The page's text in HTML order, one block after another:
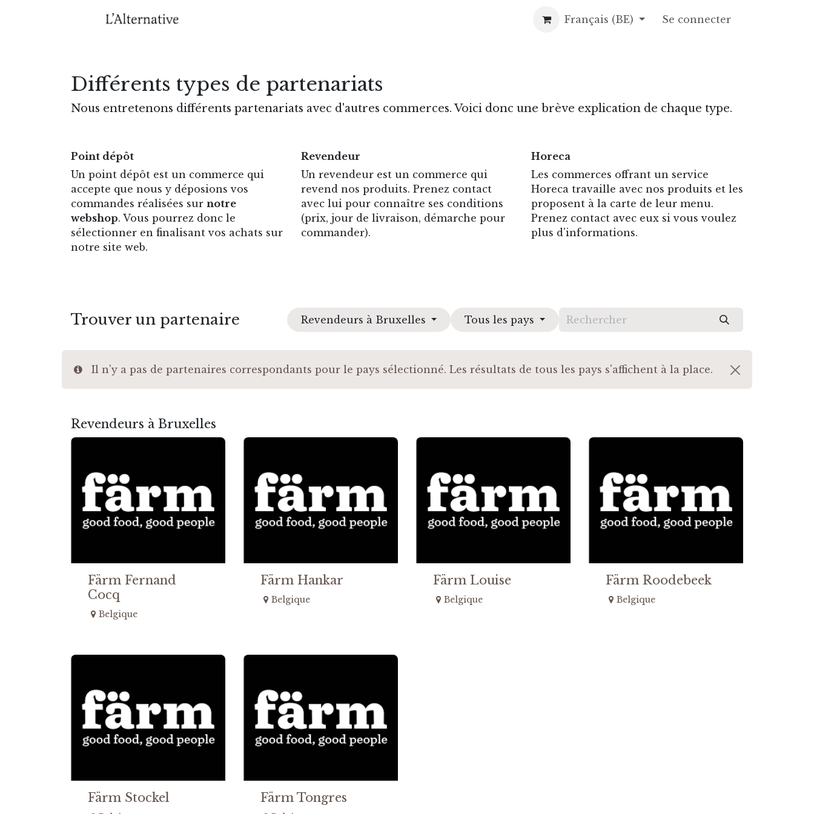
À propos Gâteaux de fête Contact Recettes
Français (BE) Se connecter
Différents types de partenariats
Nous entretenons différents partenariats avec d'autres commerces. Voici donc une brève explication de chaque type.
Point dépôt
Un point dépôt est un commerce qui
accepte que nous y déposions vos
commandes réalisées sur notre
webshop. Vous pourrez donc le
sélectionner en finalisant vos achats sur
notre site web.
Revendeur
Un revendeur est un commerce qui
revend nos produits. Prenez contact
avec lui pour connaître ses conditions
(prix, jour de livraison, démarche pour
commander).
Horeca
Les commerces offrant un service
Horeca travaille avec nos produits et les
proposent à la carte de leur menu.
Prenez contact avec eux si vous voulez
plus d'informations.
Trouver un partenaire Revendeurs à Bruxelles Tous les pays
Il n'y a pas de partenaires correspondants pour le pays sélectionné. Les résultats de tous les pays s'affichent à la place.
Revendeurs à Bruxelles
Färm Fernand
Cocq
Belgique
Färm Hankar
Belgique
Färm Louise
Belgique
Färm Roodebeek
Belgique
Färm Stockel Färm Tongres